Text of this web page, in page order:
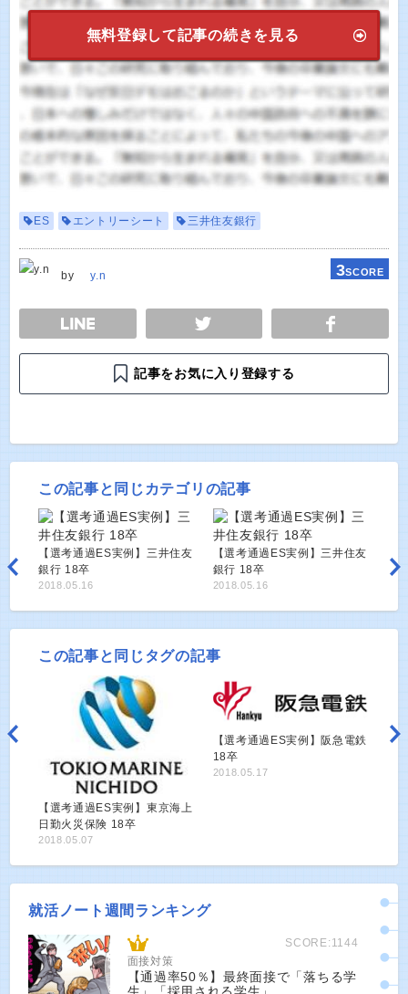
無料登録して記事の続きを見る
ES エントリーシート 三井住友銀行
by y.n 3SCORE
TWEET
記事をお気に入り登録する
この記事と同じカテゴリの記事
【選考通過ES実例】三井住友
銀行 18卒
2018.05.16
【選考通過ES実例】三井住友
銀行 18卒
2018.05.16
この記事と同じタグの記事
【選考通過ES実例】東京海上
日勤火災保険 18卒
2018.05.07
【選考通過ES実例】阪急電鉄
18卒
2018.05.17
就活ノート週間ランキング
SCORE:1144
面接対策
【通過率50％】最終面接で「落ちる学